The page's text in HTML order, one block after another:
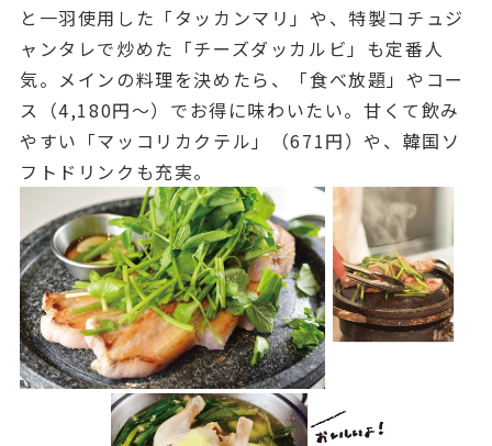
と一羽使用した「タッカンマリ」や、特製コチュジ
ャンタレで炒めた「チーズダッカルビ」も定番人
気。メインの料理を決めたら、「食べ放題」やコー
ス（4,180円～）でお得に味わいたい。甘くて飲み
やすい「マッコリカクテル」（671円）や、韓国ソ
フトドリンクも充実。